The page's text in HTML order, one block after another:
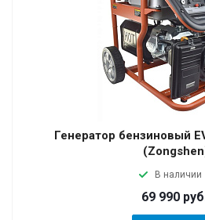
Генератор бензиновый
В наличии
69 990